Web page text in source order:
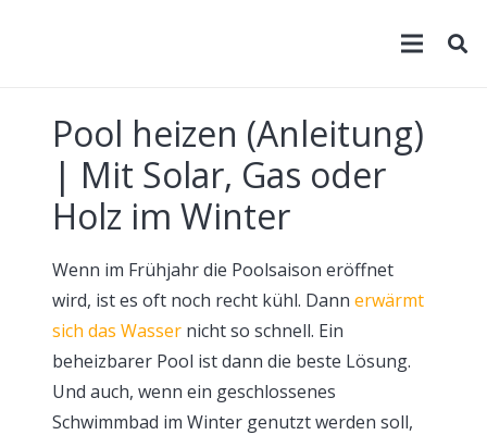
Pool heizen (Anleitung)
| Mit Solar, Gas oder
Holz im Winter
Wenn im Frühjahr die Poolsaison eröffnet
wird, ist es oft noch recht kühl. Dann erwärmt
sich das Wasser nicht so schnell. Ein
beheizbarer Pool ist dann die beste Lösung.
Und auch, wenn ein geschlossenes
Schwimmbad im Winter genutzt werden soll,